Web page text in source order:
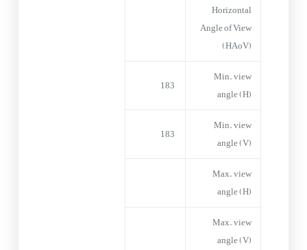
Horizontal
Angle of View
(HAoV)
Min. view
angle (H)
183°
Min. view
angle (V)
183°
Max. view
angle (H)
Max. view
angle (V)